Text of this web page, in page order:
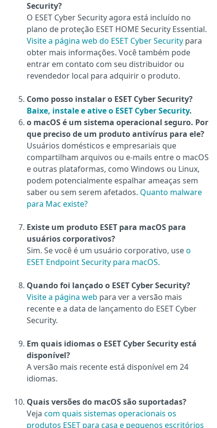
Security?
O ESET Cyber Security agora está incluído no
plano de proteção ESET HOME Security Essential.
Visite a página web do ESET Cyber Security para
obter mais informações. Você também pode
entrar em contato com seu distribuidor ou
revendedor local para adquirir o produto.
Como posso instalar o ESET Cyber Security?
Baixe, instale e ative o ESET Cyber Security.
o macOS é um sistema operacional seguro. Por
que preciso de um produto antivírus para ele?
Usuários domésticos e empresariais que
compartilham arquivos ou e-mails entre o macOS
e outras plataformas, como Windows ou Linux,
podem potencialmente espalhar ameaças sem
saber ou sem serem afetados. Quanto malware
para Mac existe?
Existe um produto ESET para macOS para
usuários corporativos?
Sim. Se você é um usuário corporativo, useo
ESET Endpoint Security para macOS.
Quando foi lançado o ESET Cyber Security?
Visite a página web para ver a versão mais
recente e a data de lançamento do ESET Cyber
Security.
Em quais idiomas o ESET Cyber Security está
disponível?
A versão mais recente está disponível em 24
idiomas.
Quais versões do macOS são suportadas?
Veja com quais sistemas operacionais os
produtos ESET para casa e pequenos escritórios